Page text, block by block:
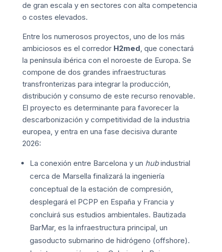
de gran escala y en sectores con alta competencia
o costes elevados.
Entre los numerosos proyectos, uno de los más
ambiciosos es el corredor H2med, que conectará
la península ibérica con el noroeste de Europa. Se
compone de dos grandes infraestructuras
transfronterizas para integrar la producción,
distribución y consumo de este recurso renovable.
El proyecto es determinante para favorecer la
descarbonización y competitividad de la industria
europea, y entra en una fase decisiva durante
2026:
La conexión entre Barcelona y un hubindustrial
cerca de Marsella finalizará la ingeniería
conceptual de la estación de compresión,
desplegará el PCPP en España y Francia y
concluirá sus estudios ambientales. Bautizada
BarMar, es la infraestructura principal, un
gasoducto submarino de hidrógeno (offshore).